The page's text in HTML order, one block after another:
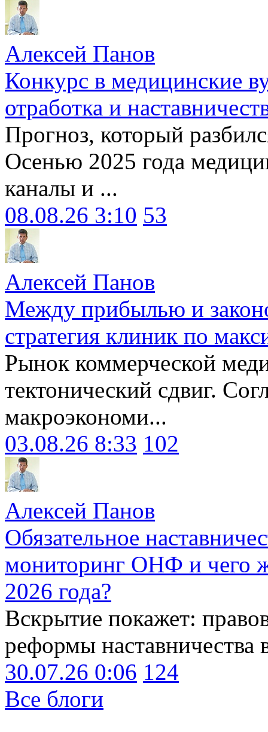
Алексей Панов
Конкурс в медицинские
отработка и
Прогноз, который
Осенью 2025 года
каналы и ...
08.08.26 3:10 53
Алексей Панов
Между прибылью и
стратегия клиник по
Рынок коммерческой
тектонический сдвиг.
макроэкономи...
03.08.26 8:33 102
Алексей Панов
Обязательное
мониторинг ОНФ и чего
2026 года?
Вскрытие покажет:
реформы наставничества
30.07.26 0:06 124
Все блоги